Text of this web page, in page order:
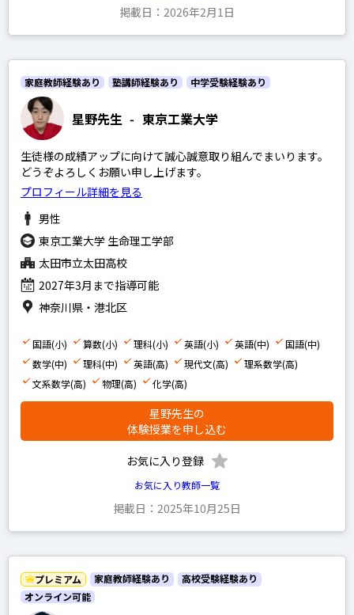
平岡塾
中学受験経験あり
高校受験経験あり
小学生の科目を指定
算数
国語
理科
社会
中学生の科目を指定
英語
英語
政経現代社会
掲載日：2026年2月1日
星野先生 - 東京工業大学
家庭教師経験あり 塾講師経験あり 中学受験経験あり
生徒様の成績アップに向けて誠心誠意取り組んでまいります。
どうぞよろしくお願い申し上げます。
プロフィール詳細を見る
男性
東京工業大学 生命理工学部
太田市立太田高校
2027年3月まで指導可能
神奈川県・港北区
国語(小) 算数(小) 理科(小) 英語(小) 英語(中)
国語(中)
数学(中)
理科(中) 英語(高) 現代文(高)
理系数学(高)
文系数学(高)
物理(高) 化学(高)
星野先生の
体験授業を申し込む
お気に入り登録
お気に入り教師一覧
掲載日：2025年10月25日
プレミアム 家庭教師経験あり
高校受験経験あり
オンライン可能